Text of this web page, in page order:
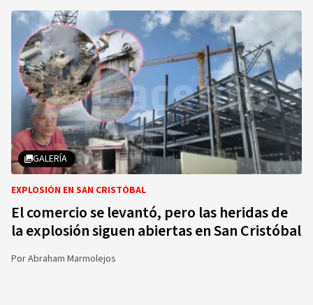
GALERÍA
EXPLOSIÓN EN SAN CRISTÓBAL
El comercio se levantó, pero las heridas de
la explosión siguen abiertas en San Cristóbal
PorAbraham Marmolejos